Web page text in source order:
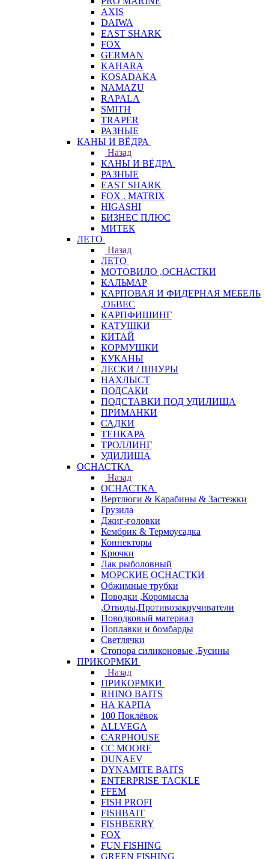
AXIS
DAIWA
EAST SHARK
FOX
GERMAN
KAHARA
KOSADAKA
NAMAZU
RAPALA
SMITH
TRAPER
РАЗНЫЕ
КАНЫ И ВЁДРА
Назад
КАНЫ И ВЁДРА
РАЗНЫЕ
EAST SHARK
FOX . MATRIX
HIGASHI
БИЗНЕС ПЛЮС
МИТЕК
ЛЕТО
Назад
ЛЕТО
МОТОВИЛО ,ОСНАСТКИ
КАЛЬМАР
КАРПОВАЯ И ФИДЕРНАЯ МЕБЕЛЬ
,ОБВЕС
КАРПФИШИНГ
КАТУШКИ
КИТАЙ
КОРМУШКИ
КУКАНЫ
ЛЕСКИ / ШНУРЫ
НАХЛЫСТ
ПОДСАКИ
ПОДСТАВКИ ПОД УДИЛИЩА
ПРИМАНКИ
САДКИ
ТЕНКАРА
ТРОЛЛИНГ
УДИЛИЩА
ОСНАСТКА
Назад
ОСНАСТКА
Вертлюги & Карабины & Застежки
Грузила
Джиг-головки
Кембрик & Термоусадка
Коннекторы
Крючки
Лак рыболовный
МОРСКИЕ ОСНАСТКИ
Обжимные трубки
Поводки ,Коромысла
,Отводы,Противозакручиватели
Поводковый материал
Поплавки и бомбарды
Светлячки
Стопора силиконовые ,Бусины
ПРИКОРМКИ
Назад
ПРИКОРМКИ
RHINO BAITS
НА КАРПА
100 Поклёвок
ALLVEGA
CARPHOUSE
CC MOORE
DUNAEV
DYNAMITE BAITS
ENTERPRISE TACKLE
FFEM
FISH PROFI
FISHBAIT
FISHBERRY
FOX
FUN FISHING
GREEN FISHING